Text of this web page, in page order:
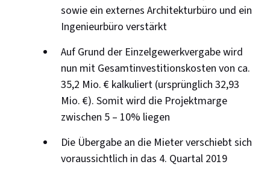
sowie ein externes Architekturbüro und ein
Ingenieurbüro verstärkt
Auf Grund der Einzelgewerkvergabe wird
nun mit Gesamtinvestitionskosten von ca.
35,2 Mio. € kalkuliert (ursprünglich 32,93
Mio. €). Somit wird die Projektmarge
zwischen 5 – 10% liegen
Die Übergabe an die Mieter verschiebt sich
voraussichtlich in das 4. Quartal 2019